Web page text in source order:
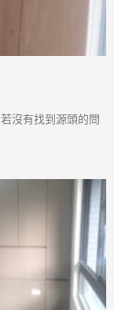
沒有找到源頭的問